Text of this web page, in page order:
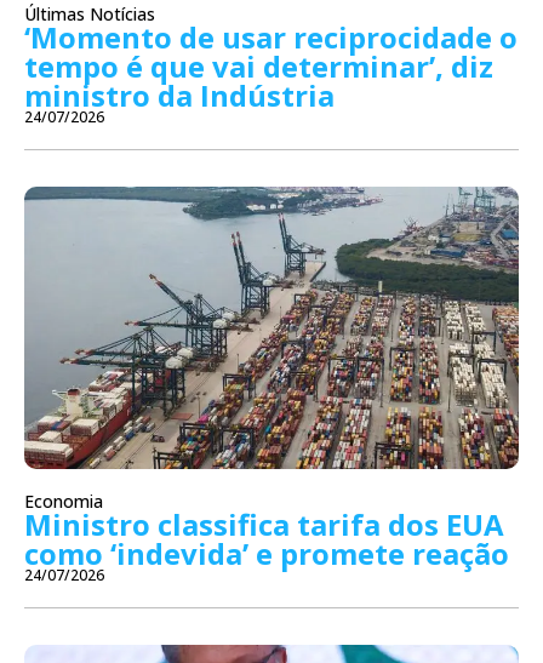
Últimas Notícias
‘Momento de usar reciprocidade o
tempo é que vai determinar’, diz
ministro da Indústria
24/07/2026
Economia
Ministro classifica tarifa dos EUA
como ‘indevida’ e promete reação
24/07/2026